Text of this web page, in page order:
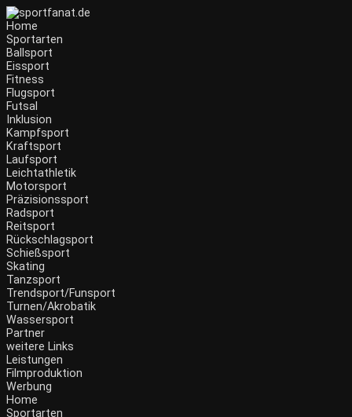
Home
Sportarten
Ballsport
Eissport
Fitness
Flugsport
Futsal
Inklusion
Kampfsport
Kraftsport
Laufsport
Leichtathletik
Motorsport
Präzisionssport
Radsport
Reitsport
Rückschlagsport
Schießsport
Skating
Tanzsport
Trendsport/Funsport
Turnen/Akrobatik
Wassersport
Partner
weitere Links
Leistungen
Filmproduktion
Werbung
Home
Sportarten